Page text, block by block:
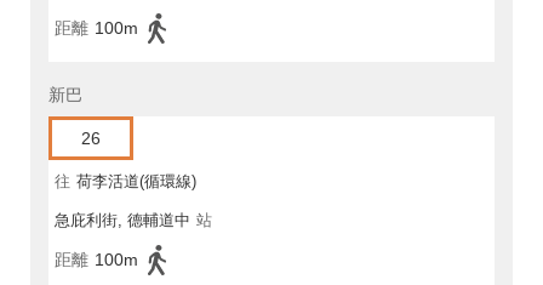
距離 100m
新巴
26
往 荷李活道(循環線)
急庇利街, 德輔道中 站
距離 100m